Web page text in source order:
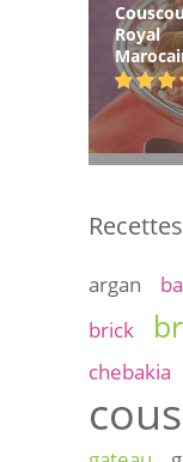
Royal
argan
brick
chebakia